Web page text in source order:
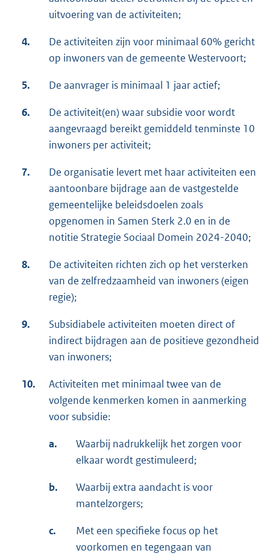
uitvoering van de activiteiten;
4.
De activiteiten zijn voor minimaal 60% gericht
op inwoners van de gemeente Westervoort;
5. De aanvrager is minimaal 1 jaar actief;
6.
De activiteit(en) waar subsidie voor wordt
aangevraagd bereikt gemiddeld tenminste 10
inwoners per activiteit;
7.
De organisatie levert met haar activiteiten een
aantoonbare bijdrage aan de vastgestelde
gemeentelijke beleidsdoelen zoals
opgenomen in Samen Sterk 2.0 en in de
notitie Strategie Sociaal Domein 2024-2040;
8.
De activiteiten richten zich op het versterken
van de zelfredzaamheid van inwoners (eigen
regie);
9.
Subsidiabele activiteiten moeten direct of
indirect bijdragen aan de positieve gezondheid
van inwoners;
10.
Activiteiten met minimaal twee van de
volgende kenmerken komen in aanmerking
voor subsidie:
a.
Waarbij nadrukkelijk het zorgen voor
elkaar wordt gestimuleerd;
b.
Waarbij extra aandacht is voor
mantelzorgers;
c.
Met een specifieke focus op het
voorkomen en tegengaan van